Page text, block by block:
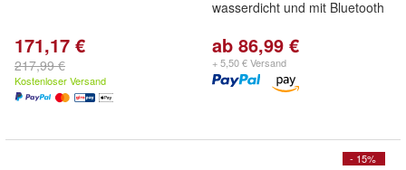
171,17 €
217,99 €
Kostenloser Versand
wasserdicht und mit Bluetooth
ab 86,99 €
+ 5,50 € Versand
- 15%